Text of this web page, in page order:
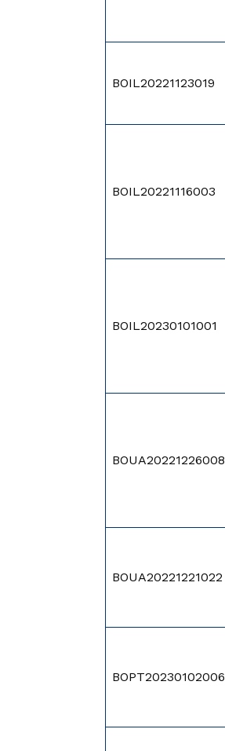
BOIL20221123019
BOIL20221116003
BOIL20230101001
BOUA20221226008
BOUA20221221022
BOPT20230102006